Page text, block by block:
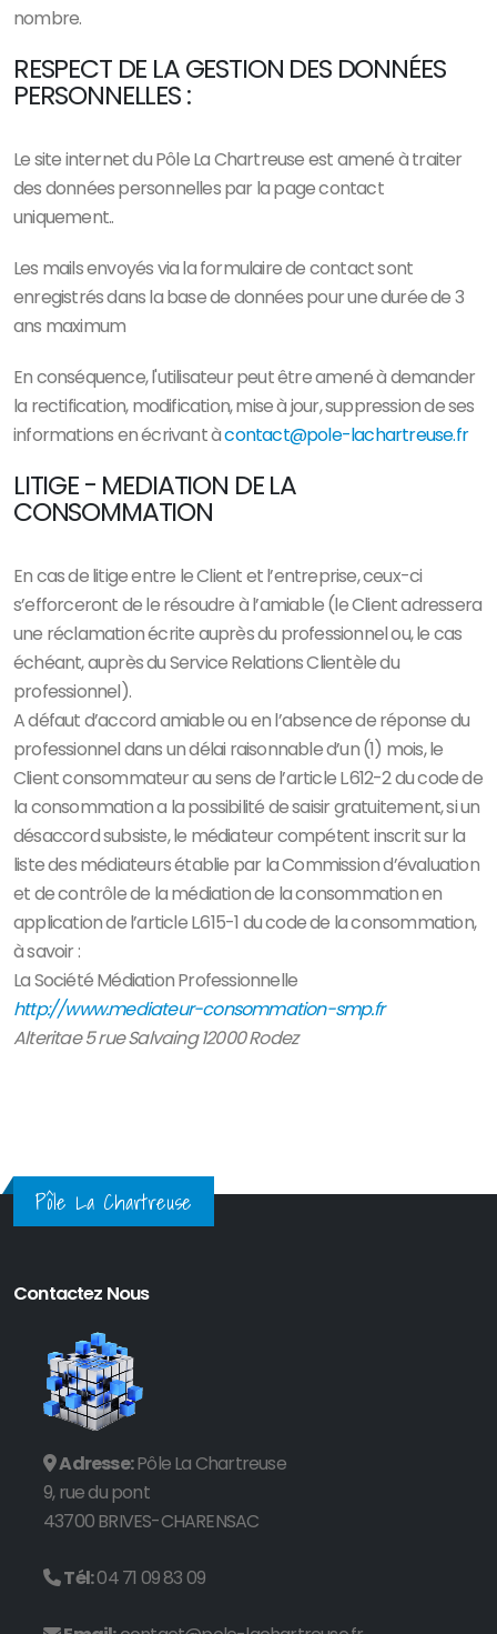
nombre.
RESPECT DE LA GESTION DES DONNÉES
PERSONNELLES :
Le site internet du Pôle La Chartreuse est amené à traiter
des données personnelles par la page contact
uniquement..
Les mails envoyés via la formulaire de contact sont
enregistrés dans la base de données pour une durée de 3
ans maximum
En conséquence, l'utilisateur peut être amené à demander
la rectification, modification, mise à jour, suppression de ses
informations en écrivant àcontact@pole-lachartreuse.fr
LITIGE - MEDIATION DE LA
CONSOMMATION
En cas de litige entre le Client et l’entreprise, ceux-ci
s’efforceront de le résoudre à l’amiable (le Client adressera
une réclamation écrite auprès du professionnel ou, le cas
échéant, auprès du Service Relations Clientèle du
professionnel).
A défaut d’accord amiable ou en l’absence de réponse du
professionnel dans un délai raisonnable d’un (1) mois, le
Client consommateur au sens de l’article L.612-2 du code de
la consommation a la possibilité de saisir gratuitement, si un
désaccord subsiste, le médiateur compétent inscrit sur la
liste des médiateurs établie par la Commission d’évaluation
et de contrôle de la médiation de la consommation en
application de l’article L.615-1 du code de la consommation,
à savoir :
La Société Médiation Professionnelle
http://www.mediateur-consommation-smp.fr
Alteritae 5 rue Salvaing 12000 Rodez
Pôle La Chartreuse
Contactez Nous
Adresse:Pôle La Chartreuse
9, rue du pont
43700 BRIVES-CHARENSAC
Tél:04 71 09 83 09